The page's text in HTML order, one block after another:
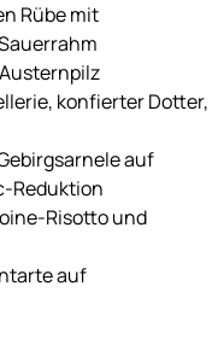
Rübe mit
konfierter Dotter,
auf
Reduktion
Risotto und
auf